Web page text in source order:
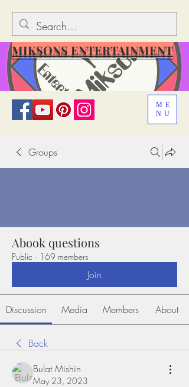
ME
NU
MIKSONS ENTERTAINMENT
Groups
Abook questions
Public · 169 members
Join
Discussion Media Members About
Back
Bulat Mishin
May 23, 2023